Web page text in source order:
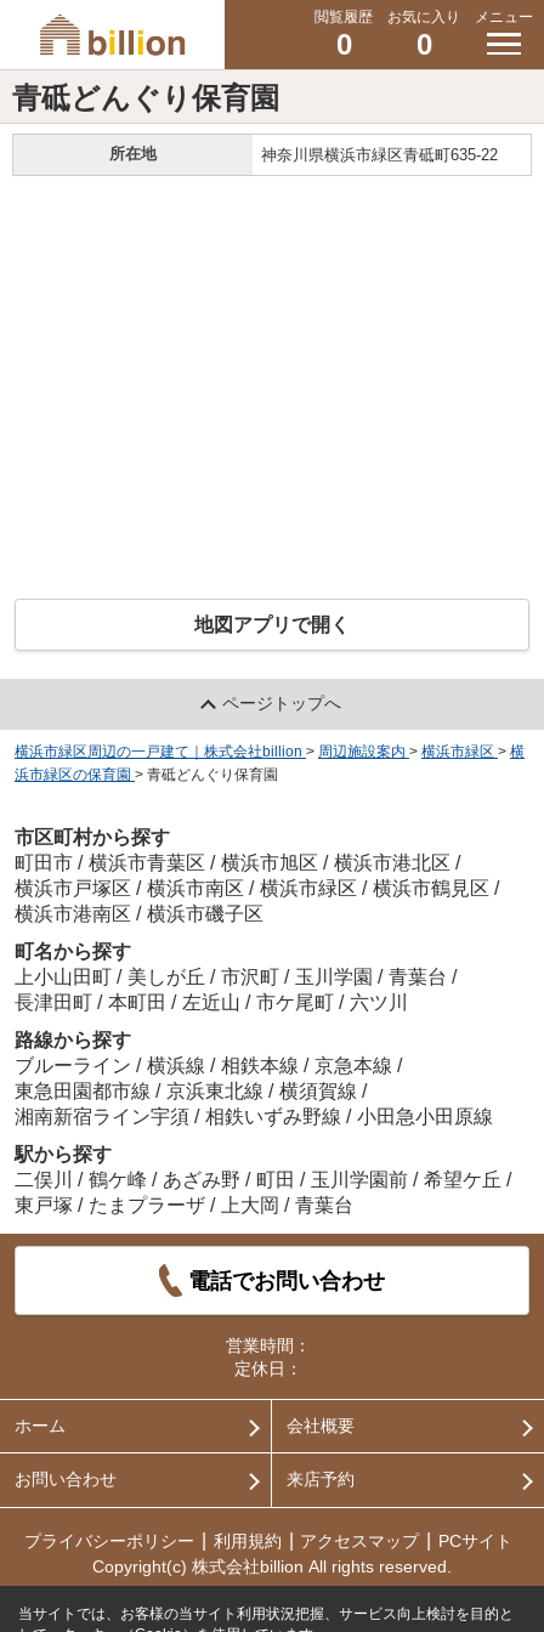
閲覧履歴
0
お気に入り
0
メニュー
青砥どんぐり保育園
所在地 神奈川県横浜市緑区青砥町635-22
地図アプリで開く
ページトップへ
横浜市緑区周辺の一戸建て｜株式会社billion > 周辺施設案内 > 横浜市緑区 > 横
浜市緑区の保育園 > 青砥どんぐり保育園
市区町村から探す
町田市 / 横浜市青葉区 / 横浜市旭区 / 横浜市港北区 /
横浜市戸塚区 / 横浜市南区 / 横浜市緑区 / 横浜市鶴見区 /
横浜市港南区 / 横浜市磯子区
町名から探す
上小山田町 / 美しが丘 / 市沢町 / 玉川学園 / 青葉台 /
長津田町 / 本町田 / 左近山 / 市ケ尾町 / 六ツ川
路線から探す
ブルーライン / 横浜線 / 相鉄本線 / 京急本線 /
東急田園都市線 / 京浜東北線 / 横須賀線 /
湘南新宿ライン宇須 / 相鉄いずみ野線 / 小田急小田原線
駅から探す
二俣川
/ 鶴ケ峰 / あざみ野 / 町田 / 玉川学園前 / 希望ケ丘 /
東戸塚 / たまプラーザ / 上大岡 / 青葉台
電話でお問い合わせ
営業時間：
定休日：
ホーム 会社概要
お問い合わせ 来店予約
プライバシーポリシー 利用規約 アクセスマップ
PCサイト
Copyright(c) 株式会社billion All rights reserved.
当サイトでは、お客様の当サイト利用状況把握、サービス向上検討を目的と